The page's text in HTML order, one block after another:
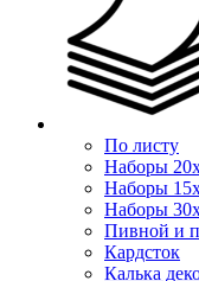
По листу
Наборы
Наборы
Наборы
Пивной и
Кардсток
Калька